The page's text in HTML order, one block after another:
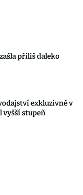
příliš daleko
exkluzivně v
vyšší stupeň